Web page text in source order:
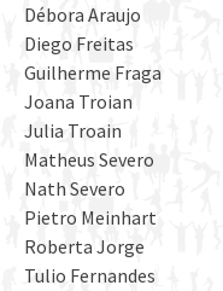
Débora Araujo
Diego Freitas
Guilherme Fraga
Joana Troian
Julia Troain
Matheus Severo
Nath Severo
Pietro Meinhart
Roberta Jorge
Tulio Fernandes